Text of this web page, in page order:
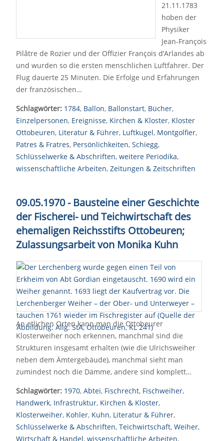
21.11.1783
hoben der
Physiker
Jean-François
Pilâtre de Rozier und der Offizier François d’Arlandes ab
und wurden so die ersten menschlichen Luftfahrer. Der
Flug dauerte 25 Minuten. Die Erfolge und Erfahrungen
der französischen…
Schlagwörter: 1784, Ballon, Ballonstart, Bücher,
Einzelpersonen, Ereignisse, Kirchen & Kloster, Kloster
Ottobeuren, Literatur & Führer, Luftkugel, Montgolfier,
Patres & Fratres, Persönlichkeiten, Schiegg,
Schlüsselwerke & Abschriften, weitere Periodika,
wissenschaftliche Arbeiten, Zeitungen & Zeitschriften
09.05.1970 - Bausteine einer Geschichte
der Fischerei- und Teichwirtschaft des
ehemaligen Reichsstifts Ottobeuren;
Zulassungsarbeit von Monika Kuhn
An etlichen Orten kann man die Ottobeurer
Klosterweiher noch erkennen, manchmal sind die
Strukturen insgesamt erhalten (wie die Ulrichsweiher
neben dem Ämtergebäude), manchmal sieht man
zumindest noch die Dämme, andere sind komplett…
Schlagwörter: 1970, Abtei, Fischrecht, Fischweiher,
Handwerk, Infrastruktur, Kirchen & Kloster,
Klosterweiher, Kohler, Kuhn, Literatur & Führer,
Schlüsselwerke & Abschriften, Teichwirtschaft, Weiher,
Wirtschaft & Handel, wissenschaftliche Arbeiten,